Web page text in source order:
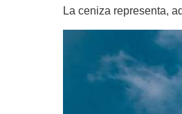
La ceniza representa,